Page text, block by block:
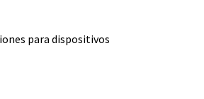
para dispositivos